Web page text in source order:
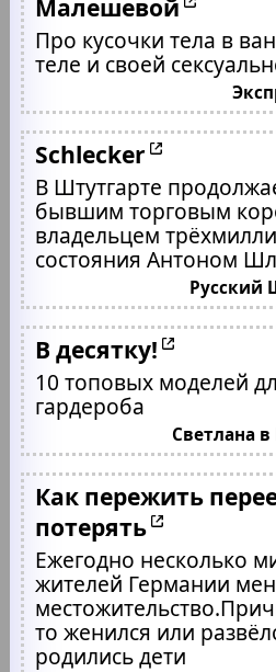
Малешевой
Про кусочки тела в
теле и своей
Schlecker
В Штутгарте
бывшим торговым
владельцем
состояния Антоном
Русский
В десятку!
10 топовых моделей
гардероба
Светлана
Как пережить
потерять
Ежегодно несколько
жителей Германии
то женился или
родились дети